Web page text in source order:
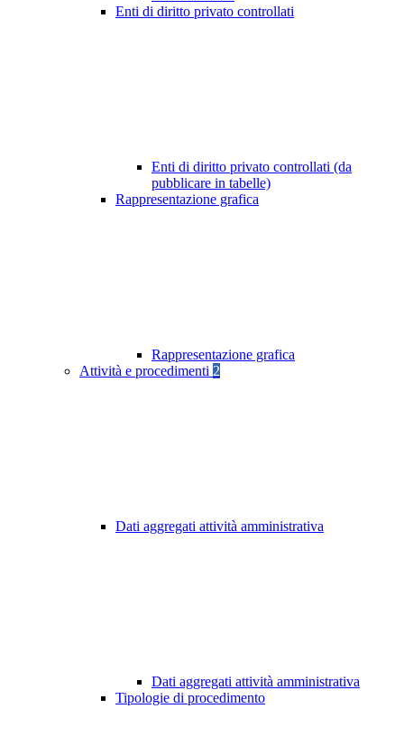
Enti di diritto privato controllati
Enti di diritto privato controllati (da
pubblicare in tabelle)
Rappresentazione grafica
Rappresentazione grafica
Attività e procedimenti 2
Dati aggregati attività amministrativa
Dati aggregati attività amministrativa
Tipologie di procedimento